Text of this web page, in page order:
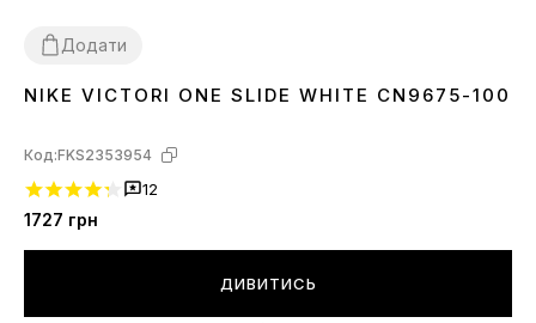
Додати
4041 42.545
NIKE VICTORI ONE SLIDE WHITE CN9675-100
Код:FKS2353954
12
1727 грн
ДИВИТИСЬ